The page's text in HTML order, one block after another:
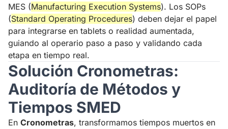
MES (Manufacturing Execution Systems). Los SOPs
(Standard Operating Procedures) deben dejar el papel
para integrarse en tablets o realidad aumentada,
guiando al operario paso a paso y validando cada
etapa en tiempo real.
Solución Cronometras:
Auditoría de Métodos y
Tiempos SMED
En Cronometras, transformamos tiempos muertos en